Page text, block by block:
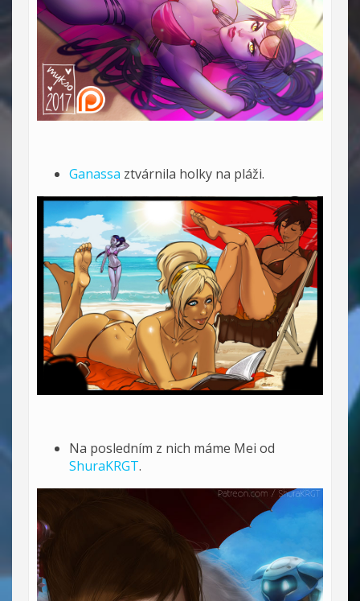
Ganassa ztvárnila holky na pláži.
Na posledním z nich máme Mei od
ShuraKRGT.